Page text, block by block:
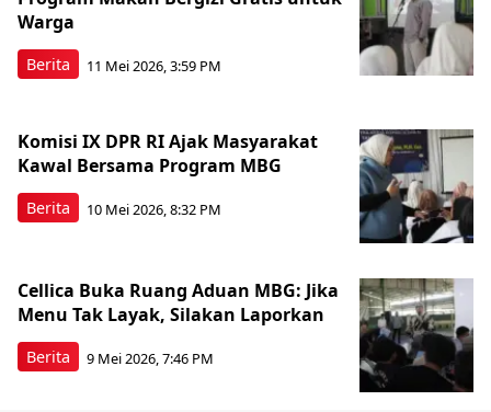
Berita
Warga
11 Mei 2026, 3:59 PM
Berita
Komisi IX DPR RI Ajak Masyarakat
Kawal Bersama Program MBG
10 Mei 2026, 8:32 PM
Berita
Cellica Buka Ruang Aduan MBG: Jika
Menu Tak Layak, Silakan Laporkan
9 Mei 2026, 7:46 PM